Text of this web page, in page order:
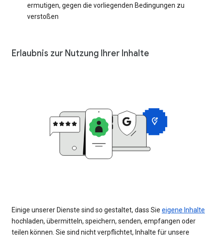
ermutigen, gegen die vorliegenden Bedingungen zu
verstoßen
Erlaubnis zur Nutzung Ihrer Inhalte
Einige unserer Dienste sind so gestaltet, dass Sie eigene Inhalte
hochladen, übermitteln, speichern, senden, empfangen oder
teilen können. Sie sind nicht verpflichtet, Inhalte für unsere